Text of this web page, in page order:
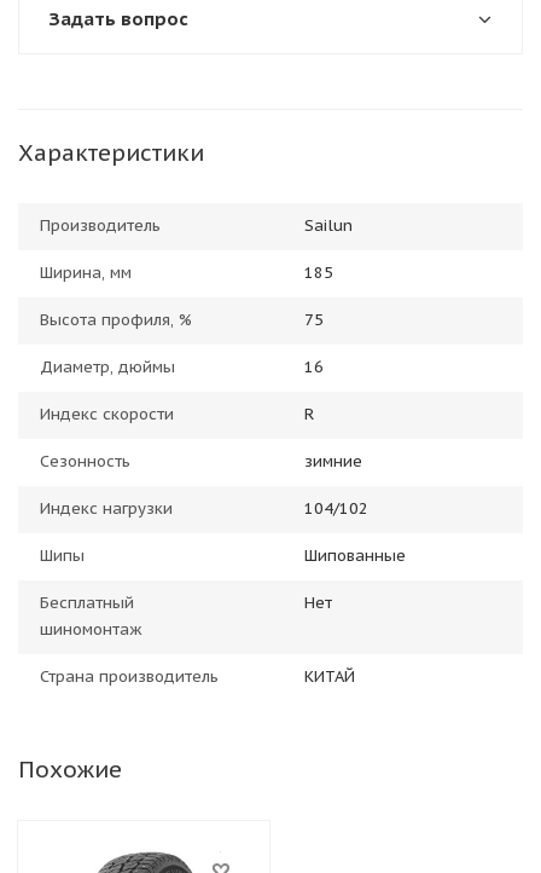
Задать вопрос
Характеристики
Производитель Sailun
Ширина, мм 185
Высота профиля, % 75
Диаметр, дюймы 16
Индекс скорости R
Сезонность зимние
Индекс нагрузки 104/102
Шипы Шипованные
Бесплатный
шиномонтаж
Нет
Страна производитель КИТАЙ
Похожие